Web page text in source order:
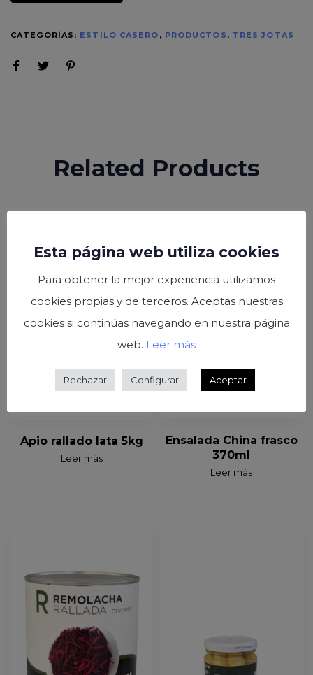
CATEGORÍAS: ESTILO CASERO , PRODUCTOS , TRES JOTAS
Related Products
Apio rallado lata 5kg
Leer más
Ensalada China frasco
370ml
Leer más
Esta página web utiliza cookies
Para obtener la mejor experiencia utilizamos
cookies propias y de terceros. Aceptas nuestras
cookies si continúas navegando en nuestra página
web. Leer más
Rechazar Configurar Aceptar